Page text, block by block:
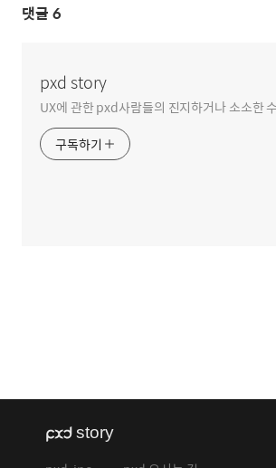
댓글 6
pxd story
UX에 관한 pxd사람들의 진지하거나 소소한
구독하기